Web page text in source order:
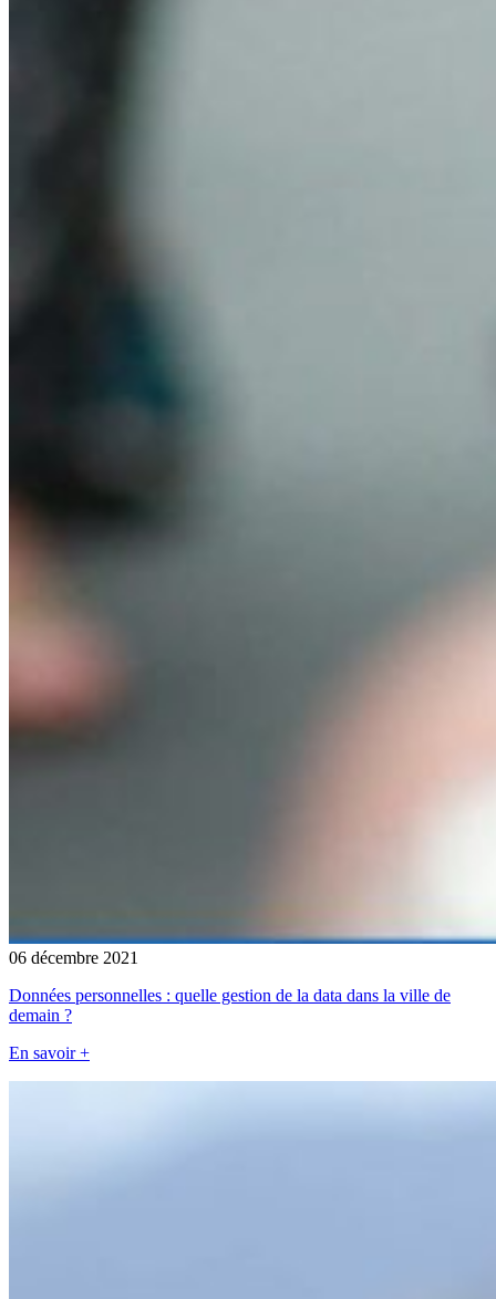
06 décembre 2021
Données personnelles : quelle gestion de la data dans la ville de
demain ?
En savoir +